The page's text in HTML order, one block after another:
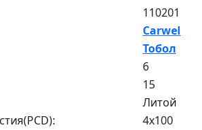
110201
Carwel
Тобол
6
15
Литой
4x100